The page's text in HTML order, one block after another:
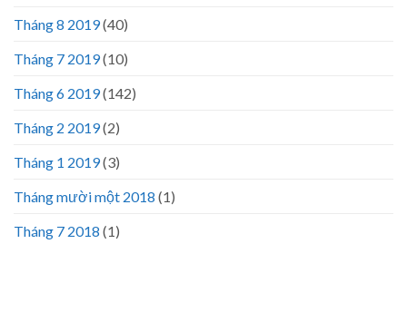
Tháng 8 2019(40)
Tháng 7 2019(10)
Tháng 6 2019(142)
Tháng 2 2019(2)
Tháng 1 2019(3)
Tháng mười một 2018 (1)
Tháng 7 2018 (1)